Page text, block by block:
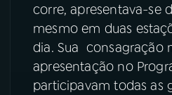
corre, apresentava-se
mesmo em duas
dia. Sua consagração
apresentação no
participavam todas as